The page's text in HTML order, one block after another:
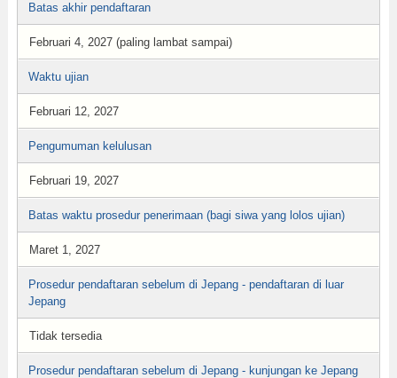
Batas akhir pendaftaran
Februari 4, 2027 (paling lambat sampai)
Waktu ujian
Februari 12, 2027
Pengumuman kelulusan
Februari 19, 2027
Batas waktu prosedur penerimaan (bagi siwa yang lolos ujian)
Maret 1, 2027
Prosedur pendaftaran sebelum di Jepang - pendaftaran di luar
Jepang
Tidak tersedia
Prosedur pendaftaran sebelum di Jepang - kunjungan ke Jepang